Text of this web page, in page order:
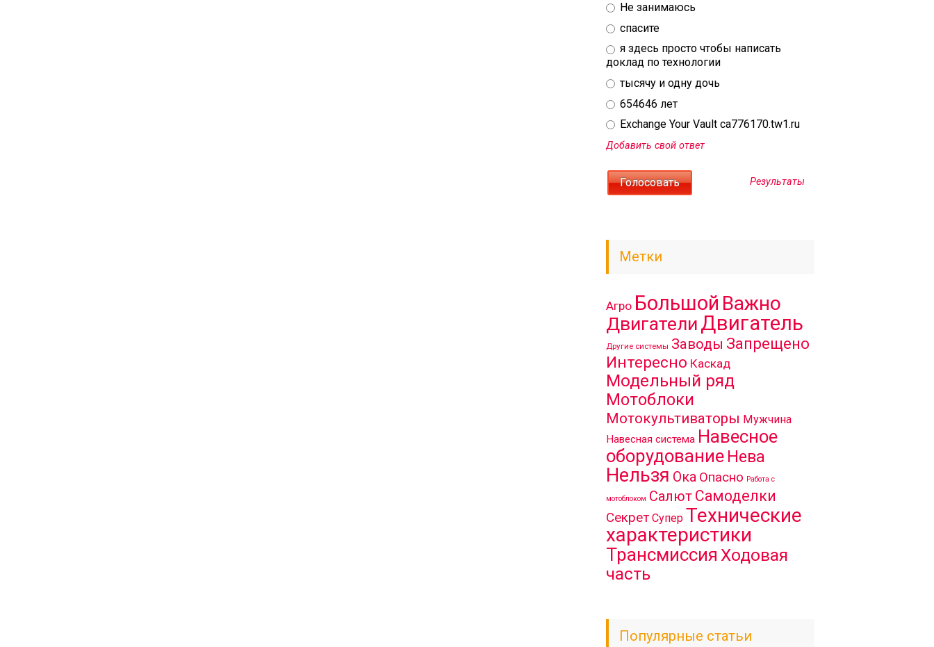
Не занимаюсь
спасите
я здесь просто чтобы написать
доклад по технологии
тысячу и одну дочь
654646 лет
Exchange Your Vault ca776170.tw1.ru
Добавить свой ответ
Результаты
Метки
Агро Большой Важно
ДвигателиДвигатель
Другие системы Заводы Запрещено
Интересно Каскад
Модельный ряд
Мотоблоки
Мотокультиваторы Мужчина
Навесная система Навесное
оборудование Нева
Нельзя Ока Опасно Работа с
мотоблоком Салют Самоделки
Секрет Супер Технические
характеристики
Трансмиссия Ходовая
часть
Популярные статьи